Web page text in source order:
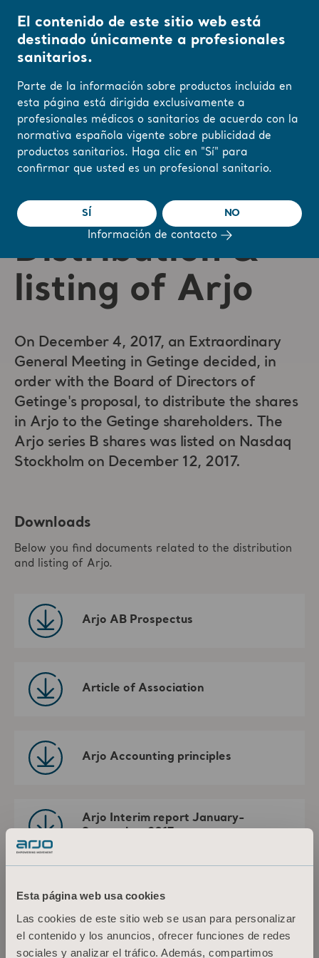
Esta página web usa cookies
Las cookies de este sitio web se usan para personalizar
el contenido y los anuncios, ofrecer funciones de redes
sociales y analizar el tráfico. Además, compartimos
Cambie su región o
idioma aquí
Comenzar Calendar Reports & Presentations
Distribution &
listing of Arjo
On December 4, 2017, an Extraordinary
General Meeting in Getinge decided, in
order with the Board of Directors of
Getinge's proposal, to distribute the shares
in Arjo to the Getinge shareholders. The
Arjo series B shares was listed on Nasdaq
Stockholm on December 12, 2017.
Downloads
Below you find documents related to the distribution
and listing of Arjo.
Arjo AB Prospectus
Article of Association
Arjo Accounting principles
Arjo Interim report January-
Arjo information brochure
El contenido de este sitio web está
destinado únicamente a profesionales
sanitarios.
Parte de la información sobre productos incluida en
esta página está dirigida exclusivamente a
profesionales médicos o sanitarios de acuerdo con la
normativa española vigente sobre publicidad de
productos sanitarios. Haga clic en "Sí" para
confirmar que usted es un profesional sanitario.
SÍ NO
Información de contacto